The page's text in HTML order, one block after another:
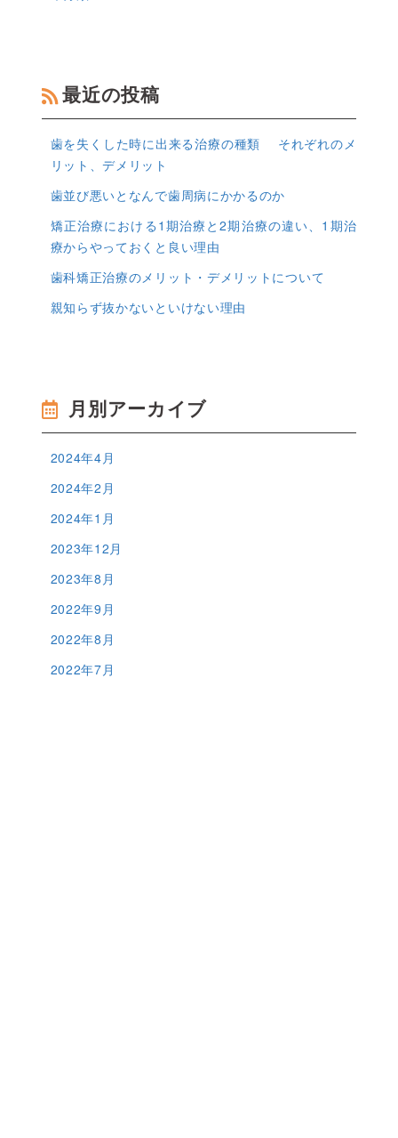
最近の投稿
歯を失くした時に出来る治療の種類 それぞれのメ
リット、デメリット
歯並び悪いとなんで歯周病にかかるのか
矯正治療における1期治療と2期治療の違い、1期治
療からやっておくと良い理由
歯科矯正治療のメリット・デメリットについて
親知らず抜かないといけない理由
月別アーカイブ
2024年4月
2024年2月
2024年1月
2023年12月
2023年8月
2022年9月
2022年8月
2022年7月